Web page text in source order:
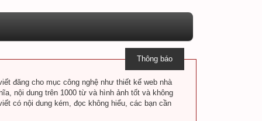
Thông báo
đăng cho mục công nghệ như thiết kế web nhà
nội dung trên 1000 từ và hình ảnh tốt và không
có nội dung kém, đọc không hiểu, các bạn cần